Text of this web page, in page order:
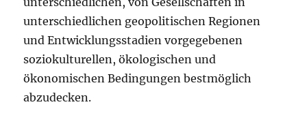
unterschiedlichen geopolitischen Regionen
und Entwicklungsstadien vorgegebenen
soziokulturellen, ökologischen und
ökonomischen Bedingungen bestmöglich
abzudecken.